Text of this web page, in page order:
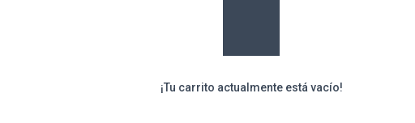
¡Tu carrito actualmente está vacío!